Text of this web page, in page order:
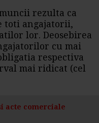
rezulta ca
toti angajatorii,
lor. Deosebirea
cu mai
respectiva
mai ridicat (cel
acte comerciale